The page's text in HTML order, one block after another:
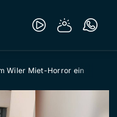
Wiler Miet-Horror ein